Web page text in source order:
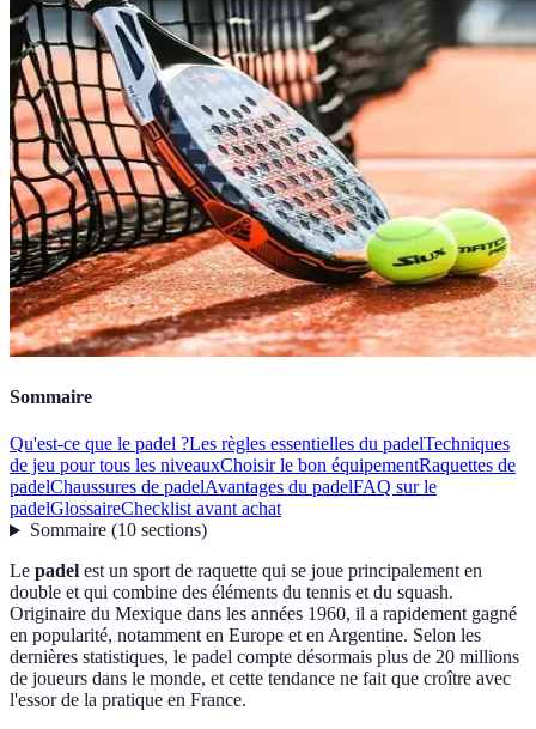
Sommaire
Qu'est-ce que le padel ?Les règles essentielles du padelTechniques
de jeu pour tous les niveauxChoisir le bon équipementRaquettes de
padelChaussures de padelAvantages du padelFAQ sur le
padelGlossaireChecklist avant achat
Sommaire(10 sections)
Le padel est un sport de raquette qui se joue principalement en
double et qui combine des éléments du tennis et du squash.
Originaire du Mexique dans les années 1960, il a rapidement gagné
en popularité, notamment en Europe et en Argentine. Selon les
dernières statistiques, le padel compte désormais plus de 20 millions
de joueurs dans le monde, et cette tendance ne fait que croître avec
l'essor de la pratique en France.